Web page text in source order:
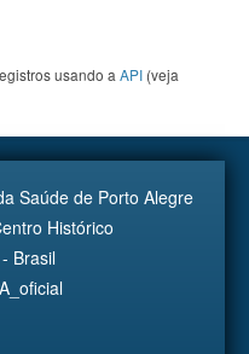
usando a API (veja
Saúde de Porto Alegre
Histórico
Brasil